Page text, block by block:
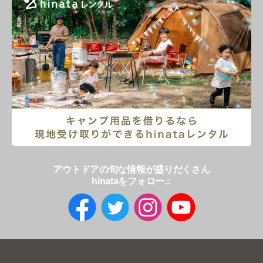
アウトドアの旬な情報が盛りだくさん
hinataをフォロー♫